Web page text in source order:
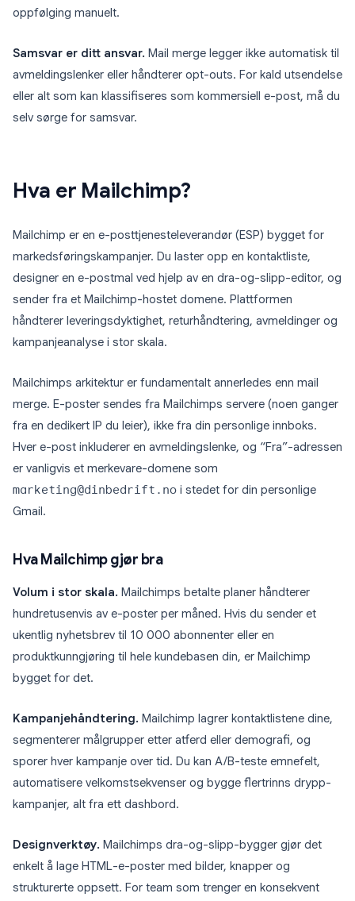
oppfølging manuelt.
Samsvar er ditt ansvar. Mail merge legger ikke automatisk til
avmeldingslenker eller håndterer opt-outs. For kald utsendelse
eller alt som kan klassifiseres som kommersiell e-post, må du
selv sørge for samsvar.
Hva er Mailchimp?
Mailchimp er en e-posttjenesteleverandør (ESP) bygget for
markedsføringskampanjer. Du laster opp en kontaktliste,
designer en e-postmal ved hjelp av en dra-og-slipp-editor, og
sender fra et Mailchimp-hostet domene. Plattformen
håndterer leveringsdyktighet, returhåndtering, avmeldinger og
kampanjeanalyse i stor skala.
Mailchimps arkitektur er fundamentalt annerledes enn mail
merge. E-poster sendes fra Mailchimps servere (noen ganger
fra en dedikert IP du leier), ikke fra din personlige innboks.
Hver e-post inkluderer en avmeldingslenke, og “Fra”-adressen
er vanligvis et merkevare-domene som
marketing@dinbedrift.no i stedet for din personlige
Gmail.
Hva Mailchimp gjør bra
Volum i stor skala. Mailchimps betalte planer håndterer
hundretusenvis av e-poster per måned. Hvis du sender et
ukentlig nyhetsbrev til 10 000 abonnenter eller en
produktkunngjøring til hele kundebasen din, er Mailchimp
bygget for det.
Kampanjehåndtering. Mailchimp lagrer kontaktlistene dine,
segmenterer målgrupper etter atferd eller demografi, og
sporer hver kampanje over tid. Du kan A/B-teste emnefelt,
automatisere velkomstsekvenser og bygge flertrinns drypp-
kampanjer, alt fra ett dashbord.
Designverktøy. Mailchimps dra-og-slipp-bygger gjør det
enkelt å lage HTML-e-poster med bilder, knapper og
strukturerte oppsett. For team som trenger en konsekvent